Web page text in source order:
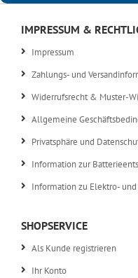
IMPRESSUM &
Impressum
Zahlungs- und
Widerrufsrecht & Muster-
Allgemeine
Privatsphäre und
Information zur
Information zu Elektro-
SHOPSERVICE
Als Kunde registrieren
Ihr Konto